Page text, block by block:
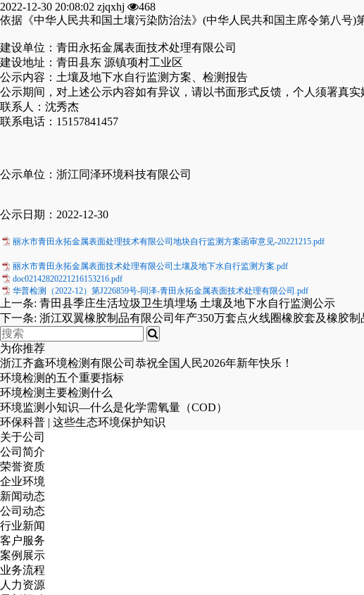
2022-12-30 20:08:02 zjqxhj
468
依据《中华人民共和国土壤污染防治法》(中华人民共和国主席令第八号
建设单位：青田永拓金属表面技术处理有限公司
建设地址：青田县东 源镇项村工业区
公示内容：土壤及地下水自行监测方案、检测报告
公示期间，对上述公示内容如有异议，请以书面形式反馈，个人须署真实
联系人：沈秀杰
联系电话：15157841457
公示单位：浙江同泽环境科技有限公司
公示日期：2022-12-30
丽水市青田永拓金属表面处理技术有限公司地块自行监测方案函审意见-20221215.pdf
丽水市青田永拓金属表面技术处理有限公司土壤及地下水自行监测方案.pdf
doc02142820221216153216.pdf
华普检测（2022-12）第J226859号-同泽-青田永拓金属表面技术处理有限公司.pdf
上一条: 青田县季庄生活垃圾卫生填埋场 土壤及地下水自行监测公示
下一条: 浙江双翼橡胶制品有限公司年产350万套点火线圈橡胶套及橡胶
为你推荐
浙江齐鑫环境检测有限公司恭祝全国人民2026年新年快乐！
环境检测的五个重要指标
环境检测主要检测什么
环境监测小知识—什么是化学需氧量（COD）
环保科普 | 这些生态环境保护知识
关于公司
公司简介
荣誉资质
企业环境
新闻动态
公司动态
行业新闻
客户服务
案例展示
业务流程
人力资源